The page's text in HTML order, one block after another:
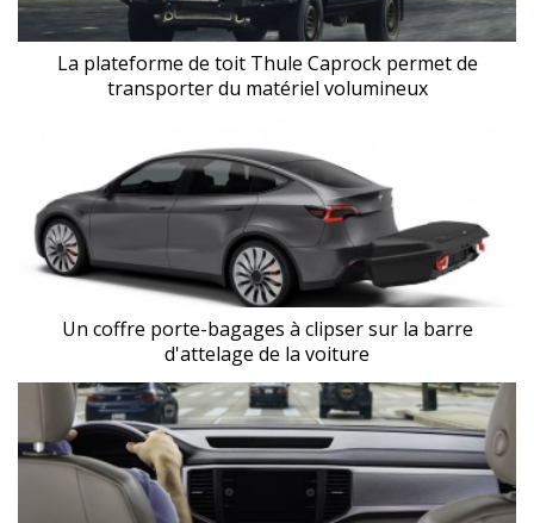
La plateforme de toit Thule Caprock permet de
transporter du matériel volumineux
Un coffre porte-bagages à clipser sur la barre
d'attelage de la voiture